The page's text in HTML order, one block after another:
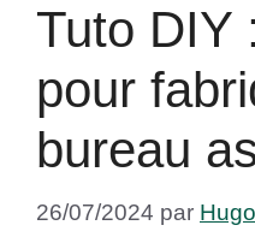
Tuto DIY
pour
bureau
26/07/2024 par Hugo